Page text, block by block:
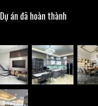
Dự án đã hoàn thành